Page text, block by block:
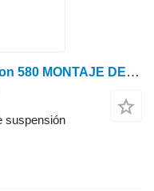
ZAMOCOWANIE OSI Claas Lexion 580 MONTAJE DE EJE LE 0007511310 (semioruga de acero; para Claas Lexion 580 cosechadora de cereales
suspensión